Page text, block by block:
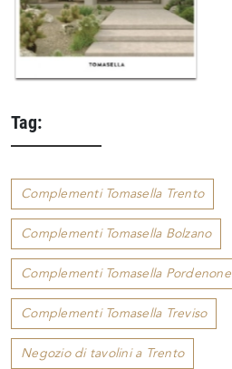
Tag:
Complementi Tomasella Trento
Complementi Tomasella Bolzano
Complementi Tomasella Pordenone
Complementi Tomasella Treviso
Negozio di tavolini a Trento